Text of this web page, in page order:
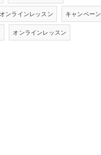
ンラインレッスン キャンペーン
オンラインレッスン